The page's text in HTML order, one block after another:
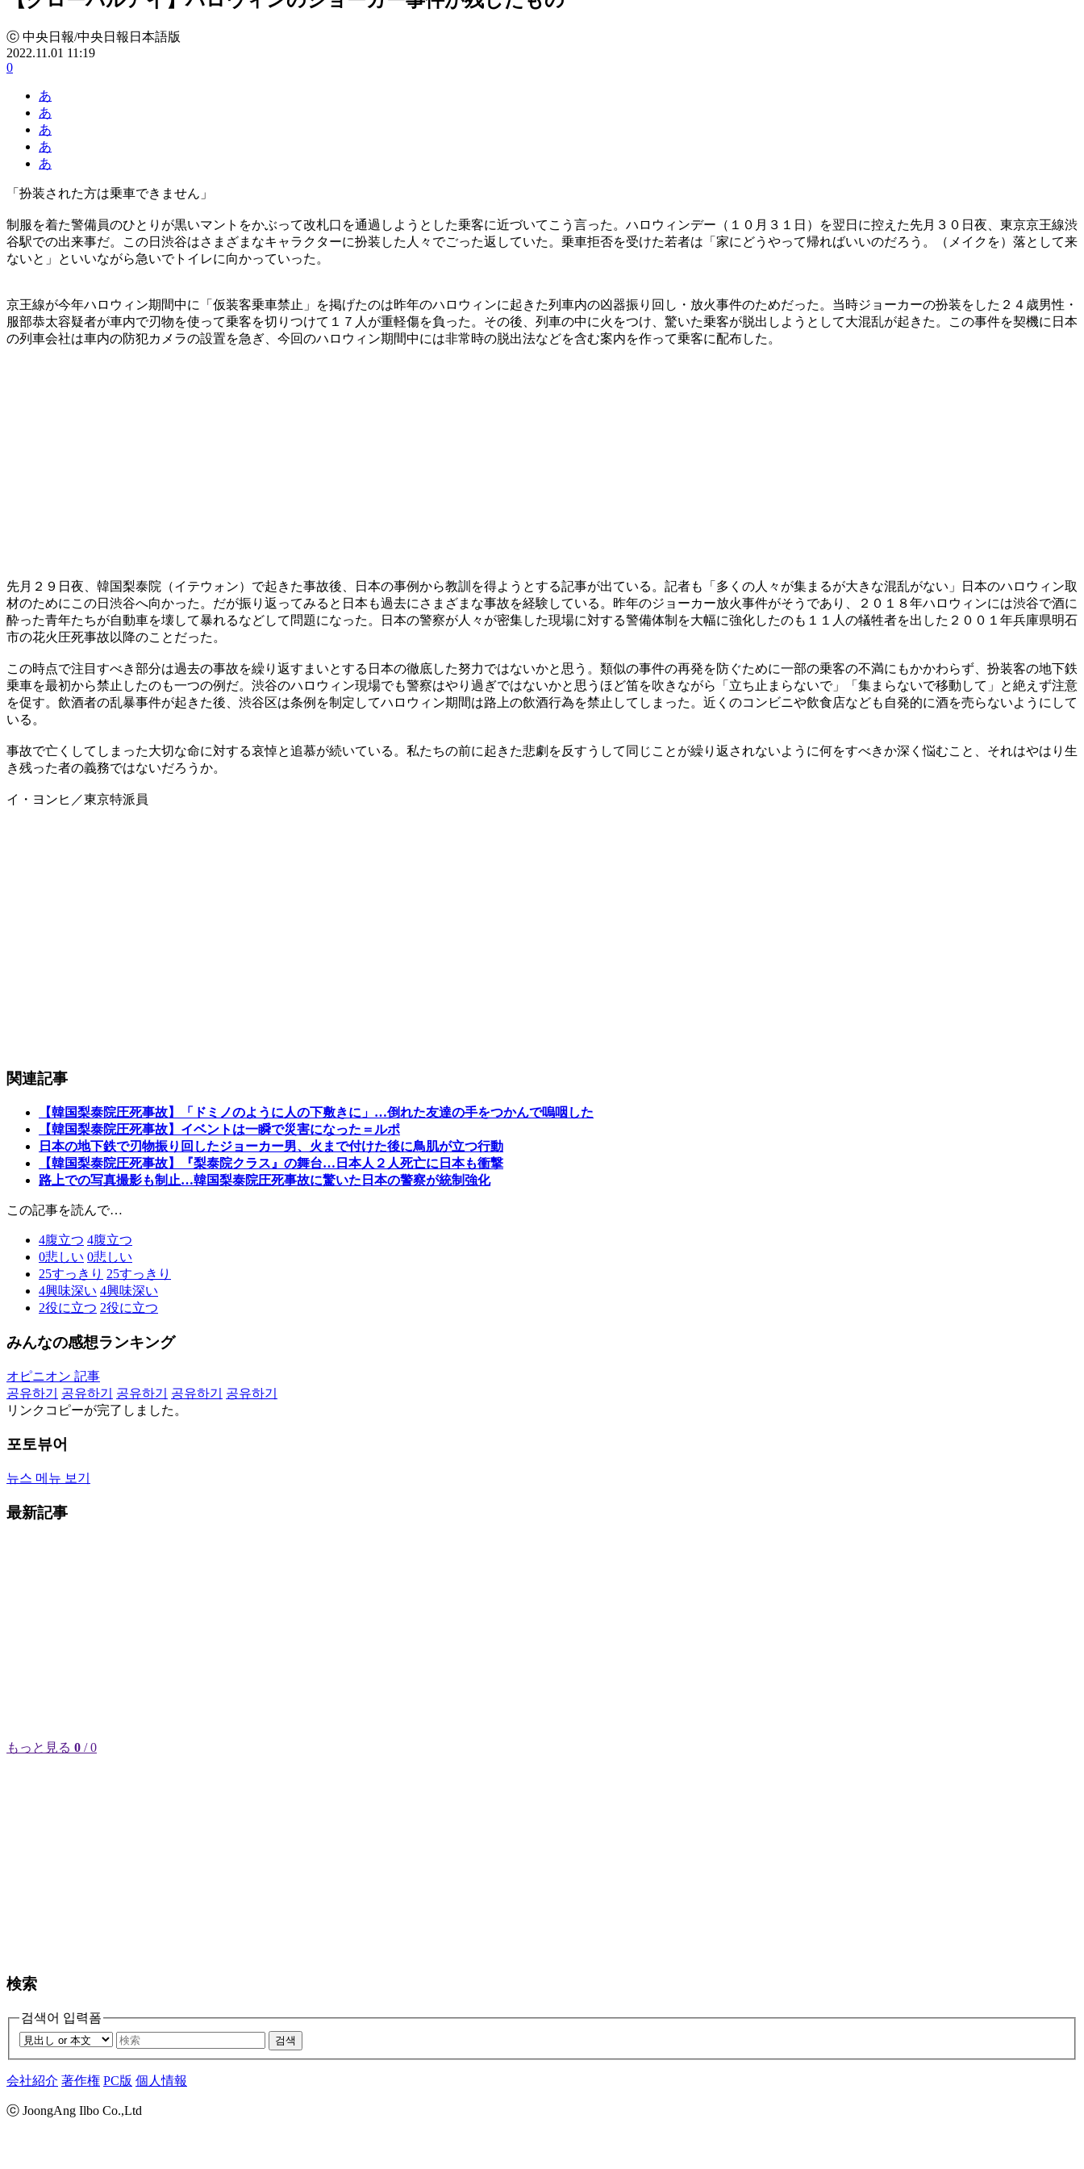
ⓒ 中央日報/中央日報日本語版
2022.11.01 11:19
0
あ
あ
あ
あ
あ
「扮装された方は乗車できません」
制服を着た警備員のひとりが黒いマントをかぶって改札口を通過しようとした乗客に近づいてこう言った。ハロウィンデー（１０月３１日）を翌日に控えた先月３０日夜、東京京王線渋
谷駅での出来事だ。この日渋谷はさまざまなキャラクターに扮装した人々でごった返していた。乗車拒否を受けた若者は「家にどうやって帰ればいいのだろう。（メイクを）落として来
ないと」といいながら急いでトイレに向かっていった。
京王線が今年ハロウィン期間中に「仮装客乗車禁止」を掲げたのは昨年のハロウィンに起きた列車内の凶器振り回し・放火事件のためだった。当時ジョーカーの扮装をした２４歳男性・
服部恭太容疑者が車内で刃物を使って乗客を切りつけて１７人が重軽傷を負った。その後、列車の中に火をつけ、驚いた乗客が脱出しようとして大混乱が起きた。この事件を契機に日本
の列車会社は車内の防犯カメラの設置を急ぎ、今回のハロウィン期間中には非常時の脱出法などを含む案内を作って乗客に配布した。
先月２９日夜、韓国梨泰院（イテウォン）で起きた事故後、日本の事例から教訓を得ようとする記事が出ている。記者も「多くの人々が集まるが大きな混乱がない」日本のハロウィン取
材のためにこの日渋谷へ向かった。だが振り返ってみると日本も過去にさまざまな事故を経験している。昨年のジョーカー放火事件がそうであり、２０１８年ハロウィンには渋谷で酒に
酔った青年たちが自動車を壊して暴れるなどして問題になった。日本の警察が人々が密集した現場に対する警備体制を大幅に強化したのも１１人の犠牲者を出した２００１年兵庫県明石
市の花火圧死事故以降のことだった。
この時点で注目すべき部分は過去の事故を繰り返すまいとする日本の徹底した努力ではないかと思う。類似の事件の再発を防ぐために一部の乗客の不満にもかかわらず、扮装客の地下鉄
乗車を最初から禁止したのも一つの例だ。渋谷のハロウィン現場でも警察はやり過ぎではないかと思うほど笛を吹きながら「立ち止まらないで」「集まらないで移動して」と絶えず注意
を促す。飲酒者の乱暴事件が起きた後、渋谷区は条例を制定してハロウィン期間は路上の飲酒行為を禁止してしまった。近くのコンビニや飲食店なども自発的に酒を売らないようにして
いる。
事故で亡くしてしまった大切な命に対する哀悼と追慕が続いている。私たちの前に起きた悲劇を反すうして同じことが繰り返されないように何をすべきか深く悩むこと、それはやはり生
き残った者の義務ではないだろうか。
イ・ヨンヒ／東京特派員
関連記事
【韓国梨泰院圧死事故】「ドミノのように人の下敷きに」…倒れた友達の手をつかんで嗚咽した
【韓国梨泰院圧死事故】イベントは一瞬で災害になった＝ルポ
日本の地下鉄で刃物振り回したジョーカー男、火まで付けた後に鳥肌が立つ行動
【韓国梨泰院圧死事故】『梨泰院クラス』の舞台…日本人２人死亡に日本も衝撃
路上での写真撮影も制止…韓国梨泰院圧死事故に驚いた日本の警察が統制強化
この記事を読んで…
4腹立つ 4腹立つ
0悲しい 0悲しい
25すっきり 25すっきり
4興味深い 4興味深い
2役に立つ 2役に立つ
みんなの感想ランキング
オピニオン 記事
공유하기
공유하기 공유하기 공유하기
공유하기
リンクコピーが完了しました。
포토뷰어
뉴스 메뉴 보기
最新記事
もっと見る 0 / 0
検索
검색어 입력폼
검색
会社紹介 著作権 PC版 個人情報
ⓒ JoongAng Ilbo Co.,Ltd